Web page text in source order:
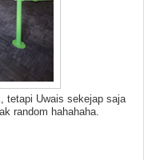
tetapi Uwais sekejap saja
random hahahaha.